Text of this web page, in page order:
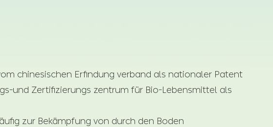
chinesischen Erfindung verband als nationaler Patent
und Zertifizierungs zentrum für Bio-Lebensmittel als
zur Bekämpfung von durch den Boden